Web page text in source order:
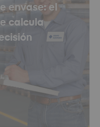
envase: el
calcula